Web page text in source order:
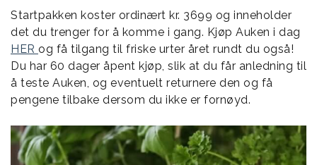
Startpakken koster ordinært kr. 3699 og inneholder
det du trenger for å komme i gang. Kjøp Auken i dag
HER og få tilgang til friske urter året rundt du også!
Du har 60 dager åpent kjøp, slik at du får anledning til
å teste Auken, og eventuelt returnere den og få
pengene tilbake dersom du ikke er fornøyd.